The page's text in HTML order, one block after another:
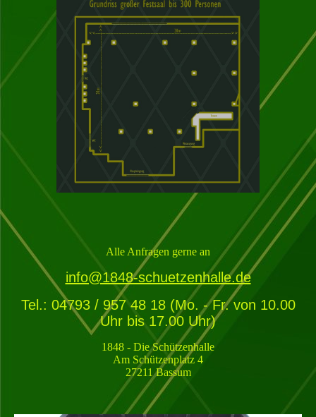
Alle Anfragen gerne an
info@1848-schuetzenhalle.de
Tel.: 04793 / 957 48 18 (Mo. - Fr. von 10.00
Uhr bis 17.00 Uhr)
1848 - Die Schützenhalle
Am Schützenplatz 4
27211 Bassum